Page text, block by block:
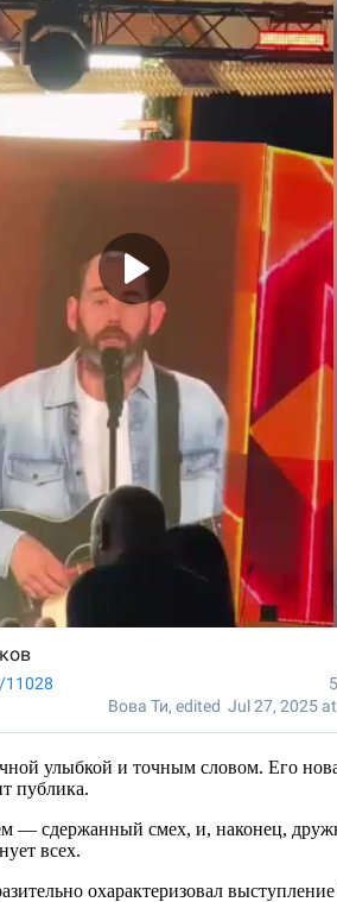
улыбкой и точным словом. Его
публика.
— сдержанный смех, и, наконец,
всех.
охарактеризовал